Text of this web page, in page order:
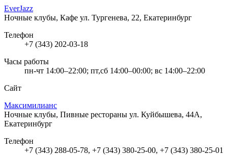
EverJazz
Ночные клубы, Кафе ул. Тургенева, 22, Екатеринбург
Телефон
+7 (343) 202-03-18
Часы работы
пн-чт 14:00–22:00; пт,сб 14:00–00:00; вс 14:00–22:00
Сайт
Максимилианс
Ночные клубы, Пивные рестораны ул. Куйбышева, 44А,
Екатеринбург
Телефон
+7 (343) 288-05-78, +7 (343) 380-25-00, +7 (343) 380-25-01